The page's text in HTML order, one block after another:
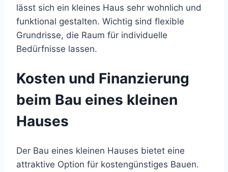
lässt sich ein kleines Haus sehr wohnlich und
funktional gestalten. Wichtig sind flexible
Grundrisse, die Raum für individuelle
Bedürfnisse lassen.
Kosten und Finanzierung
beim Bau eines kleinen
Hauses
Der Bau eines kleinen Hauses bietet eine
attraktive Option für kostengünstiges Bauen.